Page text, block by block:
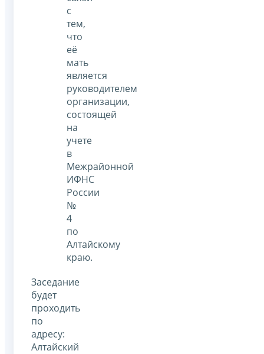
с
тем,
что
её
мать
является
руководителем
организации,
состоящей
на
учете
в
Межрайонной
ИФНС
России
№
4
по
Алтайскому
краю.
Заседание
будет
проходить
по
адресу:
Алтайский